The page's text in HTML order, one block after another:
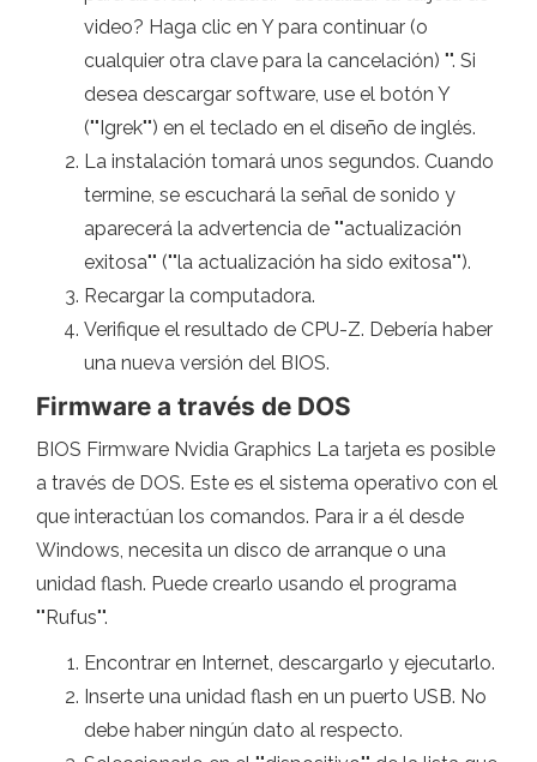
video? Haga clic en Y para continuar (o
cualquier otra clave para la cancelación) "". Si
desea descargar software, use el botón Y
(""Igrek"") en el teclado en el diseño de inglés.
La instalación tomará unos segundos. Cuando
termine, se escuchará la señal de sonido y
aparecerá la advertencia de ""actualización
exitosa"" (""la actualización ha sido exitosa"").
Recargar la computadora.
Verifique el resultado de CPU-Z. Debería haber
una nueva versión del BIOS.
Firmware a través de DOS
BIOS Firmware Nvidia Graphics La tarjeta es posible
a través de DOS. Este es el sistema operativo con el
que interactúan los comandos. Para ir a él desde
Windows, necesita un disco de arranque o una
unidad flash. Puede crearlo usando el programa
""Rufus"".
Encontrar en Internet, descargarlo y ejecutarlo.
Inserte una unidad flash en un puerto USB. No
debe haber ningún dato al respecto.